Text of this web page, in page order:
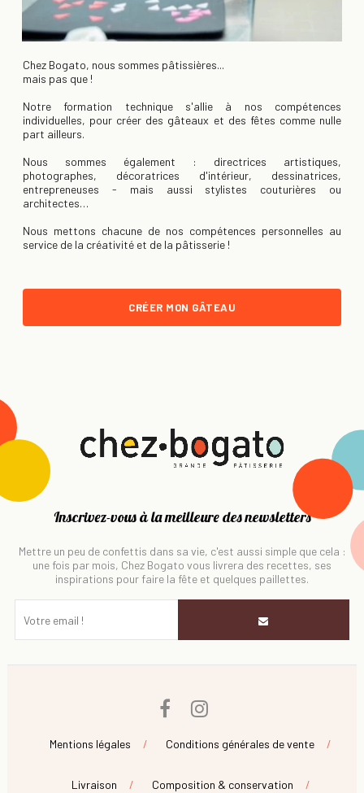
Chez Bogato, nous sommes pâtissières...
mais pas que !
Notre formation technique s'allie à nos compétences
individuelles, pour créer des gâteaux et des fêtes comme nulle
part ailleurs.
Nous sommes également : directrices artistiques,
photographes, décoratrices d'intérieur, dessinatrices,
entrepreneuses - mais aussi stylistes couturières ou
architectes…
Nous mettons chacune de nos compétences personnelles au
service de la créativité et de la pâtisserie !
CRÉER MON GÂTEAU
Inscrivez-vous à la meilleure des newsletters
Mettre un peu de confettis dans sa vie, c'est aussi simple que cela :
une fois par mois, Chez Bogato vous livrera des recettes, ses
inspirations pour faire la fête et quelques paillettes.
Facebook
Mentions légales Conditions générales de vente
Livraison Composition & conservation